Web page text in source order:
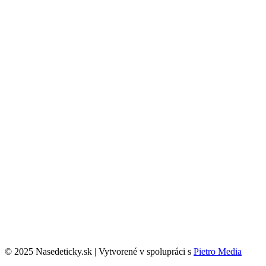
© 2025 Nasedeticky.sk | Vytvorené v spolupráci s Pietro Media